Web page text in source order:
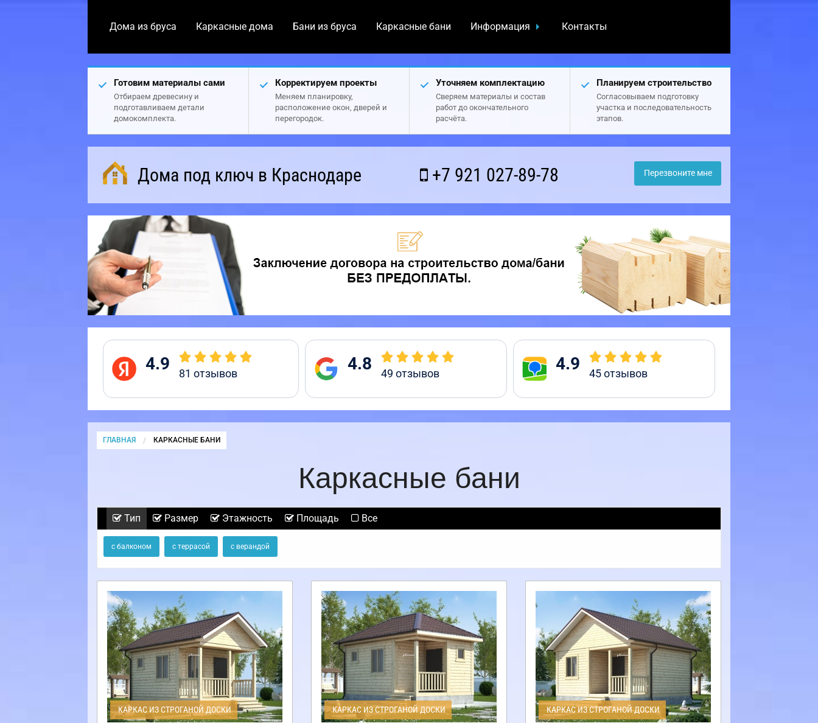
Дома из бруса Каркасные дома Бани из бруса Каркасные бани Информация Контакты
Готовим материалы сами
Отбираем древесину и
подготавливаем детали
домокомплекта.
Корректируем проекты
Меняем планировку,
расположение окон, дверей и
перегородок.
Уточняем комплектацию
Сверяем материалы и состав
работ до окончательного
расчёта.
Планируем строительство
Согласовываем подготовку
участка и последовательность
этапов.
Дома под ключ в Краснодаре +7 921 027-89-78 Перезвоните мне
4.9 81 отзывов 4.8 49 отзывов 4.9 45отзывов
ГЛАВНАЯ CURRENT:
КАРКАСНЫЕ БАНИ
Каркасные бани
Тип Размер Этажность Площадь Все
с балконом с террасой с верандой
КАРКАС ИЗ СТРОГАНОЙ ДОСКИ КАРКАС ИЗ СТРОГАНОЙ ДОСКИ КАРКАС ИЗ СТРОГАНОЙ ДОСКИ